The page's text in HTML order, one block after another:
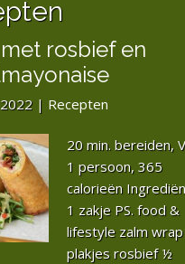
rosbief en
| Recepten
20 min. bereiden,
1 persoon, 365
calorieën
1 zakje PS. food &
lifestyle zalm
plakjes rosbief ½